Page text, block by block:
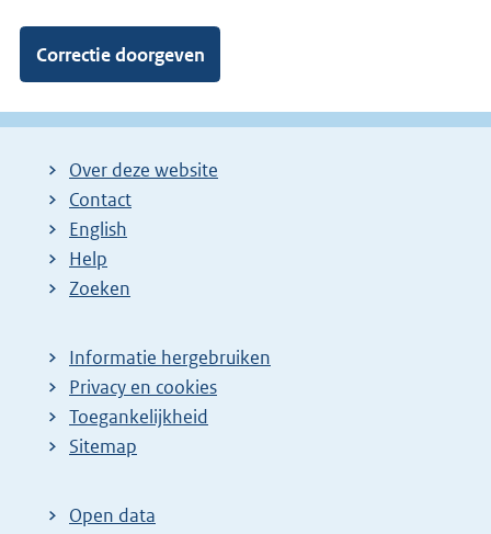
Over deze website
Contact
English
Help
Zoeken
Informatie hergebruiken
Privacy en cookies
Toegankelijkheid
Sitemap
Open data